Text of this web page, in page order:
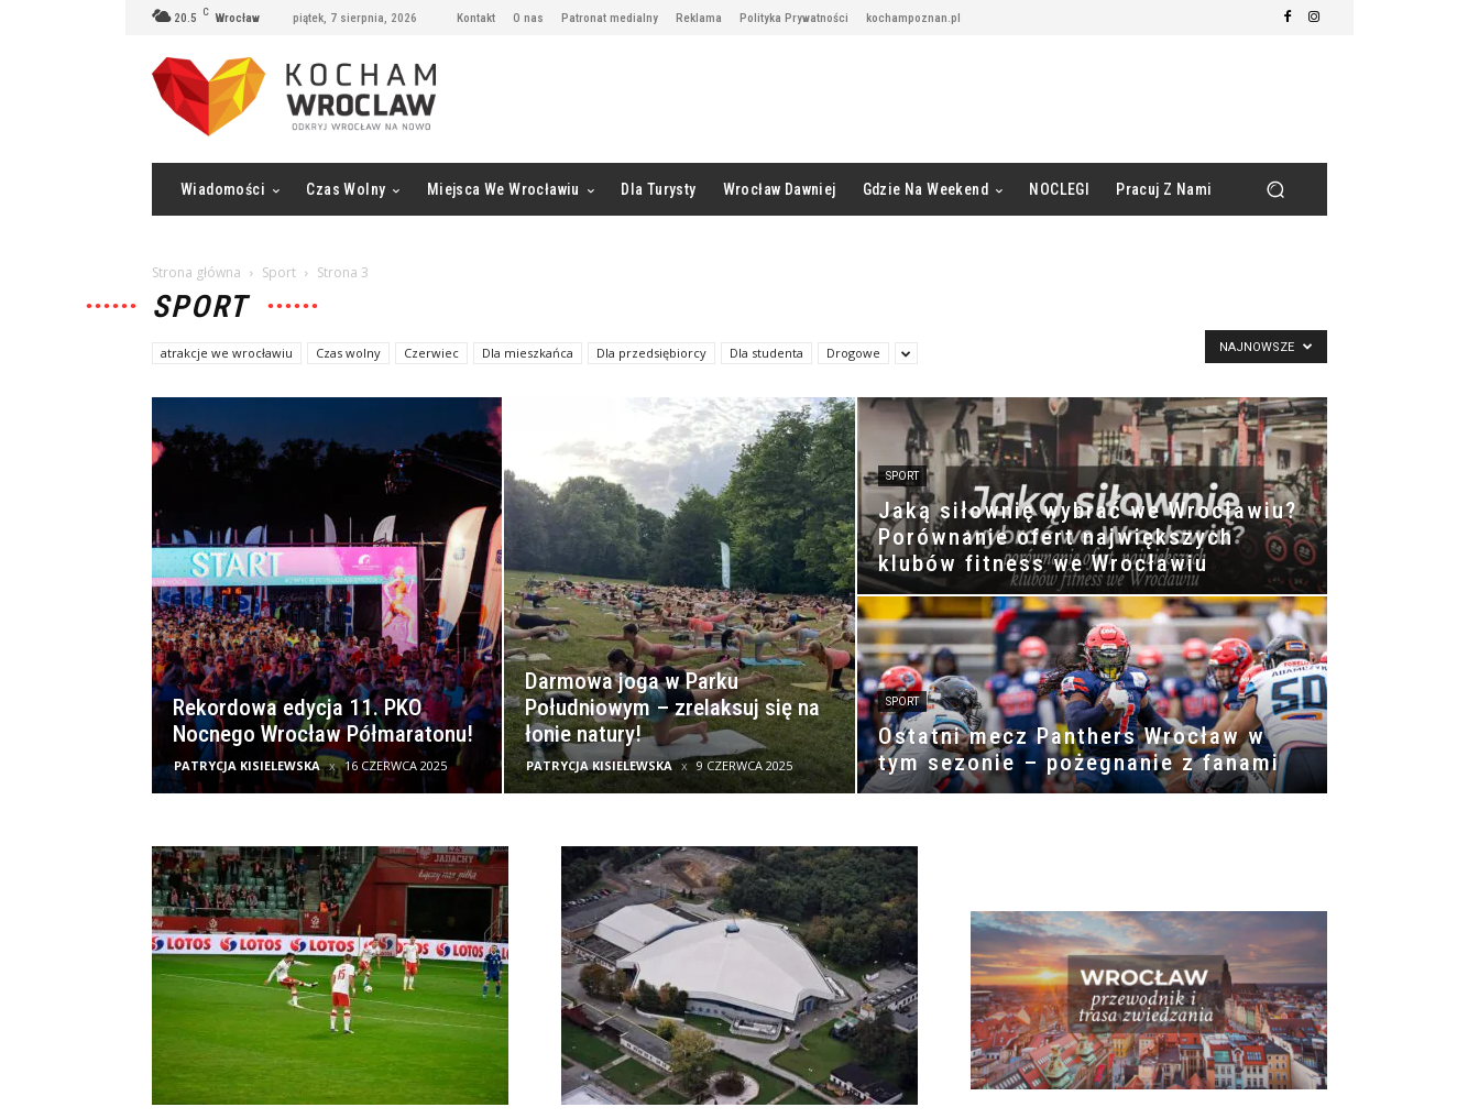
20.5 C Wrocław piątek, 7 sierpnia, 2026 Kontakt O nas Patronat medialny Reklama Polityka Prywatności kochampoznan.pl
Wiadomości Czas Wolny Miejsca We Wrocławiu Dla Turysty Wrocław Dawniej Gdzie Na Weekend NOCLEGI Pracuj Z Nami
Strona główna Sport Strona 3
SPORT
atrakcje we wrocławiu Czas wolny Czerwiec Dla mieszkańca Dla przedsiębiorcy Dla studenta Drogowe NAJNOWSZE
Rekordowa edycja 11. PKO
Nocnego Wrocław Półmaratonu!
PATRYCJA KISIELEWSKA 16 CZERWCA 2025
Darmowa joga w Parku
Południowym – zrelaksuj się na
łonie natury!
PATRYCJA KISIELEWSKA 9 CZERWCA 2025
SPORT
Jaką siłownię wybrać we Wrocławiu?
Porównanie ofert największych
klubów fitness we Wrocławiu
SPORT
Ostatni mecz Panthers Wrocław w
tym sezonie – pożegnanie z fanami